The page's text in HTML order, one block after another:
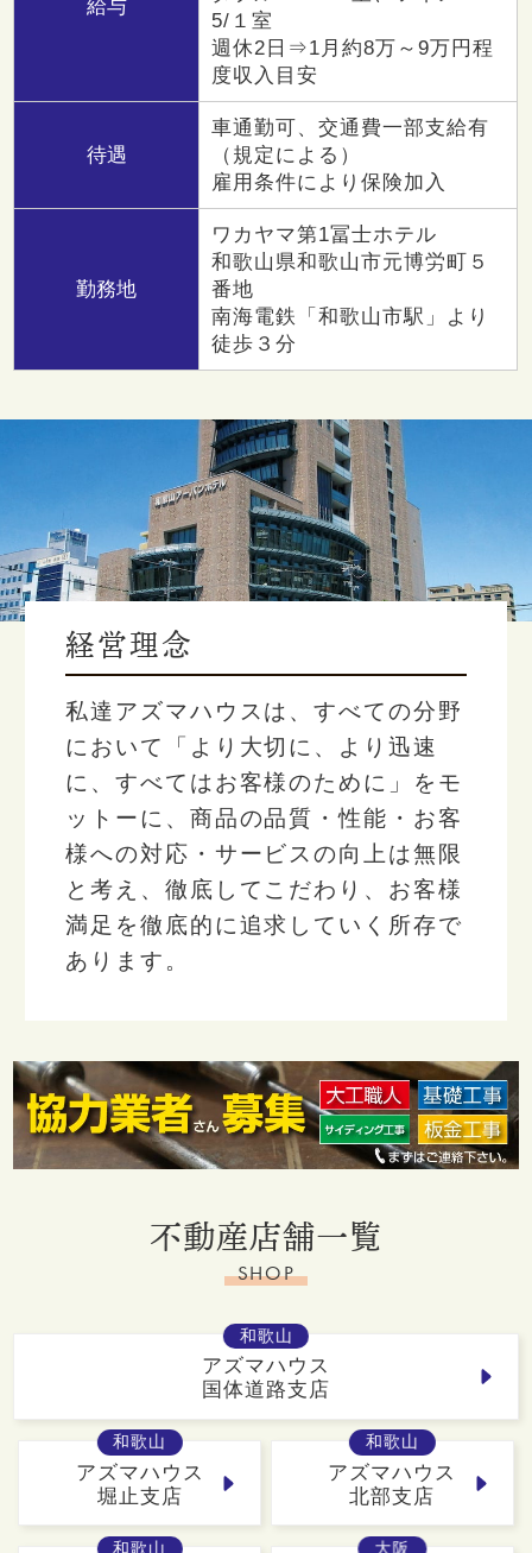
給与
5/１室
週休2日⇒1月約8万～9万円程
度収入目安
待遇
車通勤可、交通費一部支給有
（規定による）
雇用条件により保険加入
勤務地
ワカヤマ第1冨士ホテル
和歌山県和歌山市元博労町５
番地
南海電鉄「和歌山市駅」より
徒歩３分
経営理念
私達アズマハウスは、すべての分野
において「より大切に、より迅速
に、すべてはお客様のために」をモ
ットーに、商品の品質・性能・お客
様への対応・サービスの向上は無限
と考え、徹底してこだわり、お客様
満足を徹底的に追求していく所存で
あります。
不動産店舗一覧
SHOP
和歌山
アズマハウス
国体道路支店
和歌山
アズマハウス
堀止支店
和歌山
アズマハウス
北部支店
和歌山 大阪